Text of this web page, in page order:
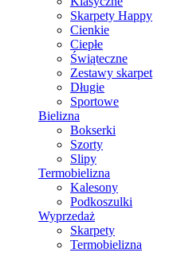
Skarpety Happy
Cienkie
Ciepłe
Świąteczne
Zestawy skarpet
Długie
Sportowe
Bielizna
Bokserki
Szorty
Slipy
Termobielizna
Kalesony
Podkoszulki
Wyprzedaż
Skarpety
Termobielizna